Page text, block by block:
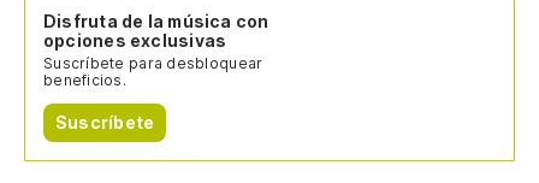
Disfruta de la música con
opciones exclusivas
Suscríbete para desbloquear
beneficios.
Suscríbete